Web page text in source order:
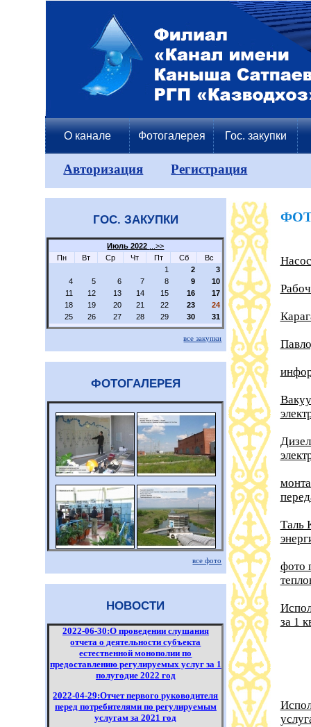
О канале Фотогалерея Гос. закупки
Авторизация Регистрация
ГОС. ЗАКУПКИ
Июль 2022
...>>
Пн
Вт Ср Чт Пт Сб
Вс
1
2
3
4
5 6 7 8 9
10
11
12 13 14 15 16
17
18
19 20 21 22 23
24
25
26 27 28 29 30 31
все закупки
ФОТОГАЛЕРЕЯ
все фото
НОВОСТИ
2022-06-30:О проведении слушания
отчета о деятельности субъекта
естественной монополии по
предоставлению регулируемых услуг за 1
полугодие 2022 год
2022-04-29:Отчет первого руководителя
перед потребителями по регулируемым
услугам за 2021 год
Таль
фото
за 1